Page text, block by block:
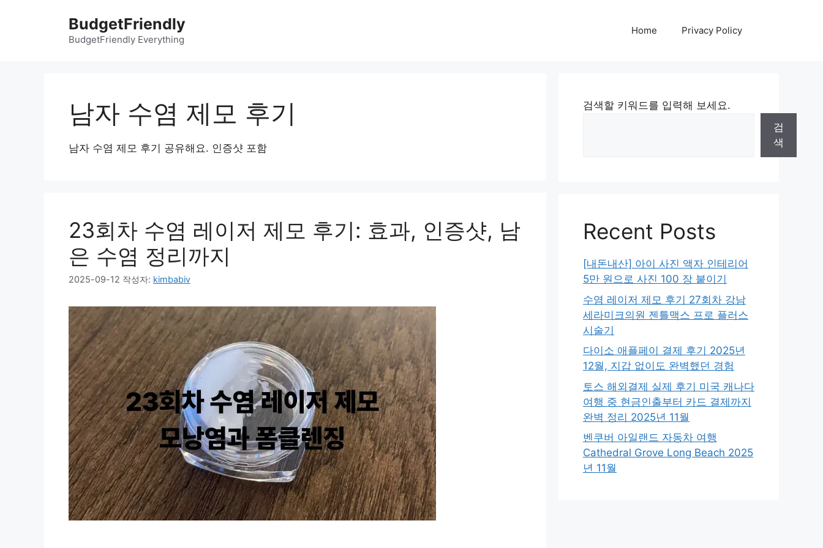
BudgetFriendly
BudgetFriendly Everything
Home Privacy Policy
남자 수염 제모 후기
남자 수염 제모 후기 공유해요. 인증샷 포함
23회차 수염 레이저 제모 후기: 효과, 인증샷, 남
은 수염 정리까지
2025-09-12 작성자: kimbabiv
검색할 키워드를 입력해 보세요.
검
색
Recent Posts
[내돈내산] 아이 사진 액자 인테리어
5만 원으로 사진 100 장 붙이기
수염 레이저 제모 후기 27회차 강남
세라미크의원 젠틀맥스 프로 플러스
시술기
다이소 애플페이 결제 후기 2025년
12월, 지갑 없이도 완벽했던 경험
토스 해외결제 실제 후기 미국 캐나다
여행 중 현금인출부터 카드 결제까지
완벽 정리 2025년 11월
벤쿠버 아일랜드 자동차 여행
Cathedral Grove Long Beach 2025
년 11월